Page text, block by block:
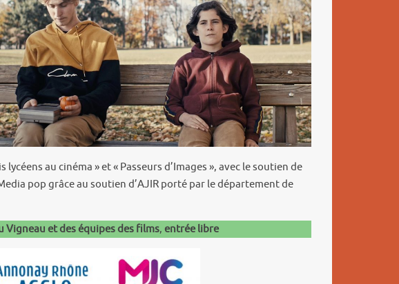
au cinéma » et « Passeurs d’Images », avec le soutien de
pop grâce au soutien d’AJIR porté par le département de
Vigneau et des équipes des films, entrée libre